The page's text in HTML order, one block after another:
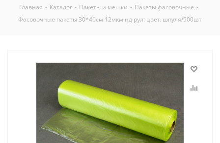
Главная - Каталог - Пакеты и мешки - Пакеты фасовочные -
Фасовочные пакеты 30*40см 12мкм нд рул. цвет. шпуля/500шт